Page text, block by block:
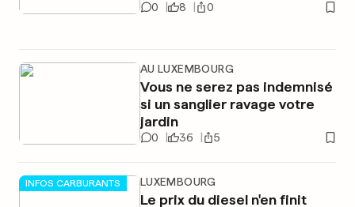
0 8 0
AU LUXEMBOURG
Vous ne serez pas indemnisé
si un sanglier ravage votre
jardin
0 36 5
INFOS CARBURANTS LUXEMBOURG
Le prix du diesel n'en finit